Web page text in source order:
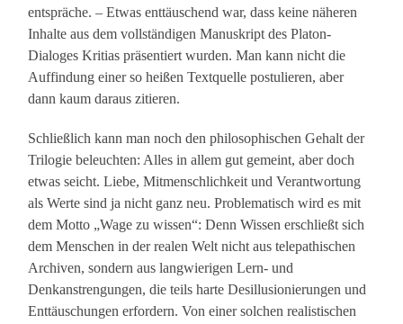
entspräche. – Etwas enttäuschend war, dass keine näheren
Inhalte aus dem vollständigen Manuskript des Platon-
Dialoges Kritias präsentiert wurden. Man kann nicht die
Auffindung einer so heißen Textquelle postulieren, aber
dann kaum daraus zitieren.
Schließlich kann man noch den philosophischen Gehalt der
Trilogie beleuchten: Alles in allem gut gemeint, aber doch
etwas seicht. Liebe, Mitmenschlichkeit und Verantwortung
als Werte sind ja nicht ganz neu. Problematisch wird es mit
dem Motto „Wage zu wissen“: Denn Wissen erschließt sich
dem Menschen in der realen Welt nicht aus telepathischen
Archiven, sondern aus langwierigen Lern- und
Denkanstrengungen, die teils harte Desillusionierungen und
Enttäuschungen erfordern. Von einer solchen realistischen